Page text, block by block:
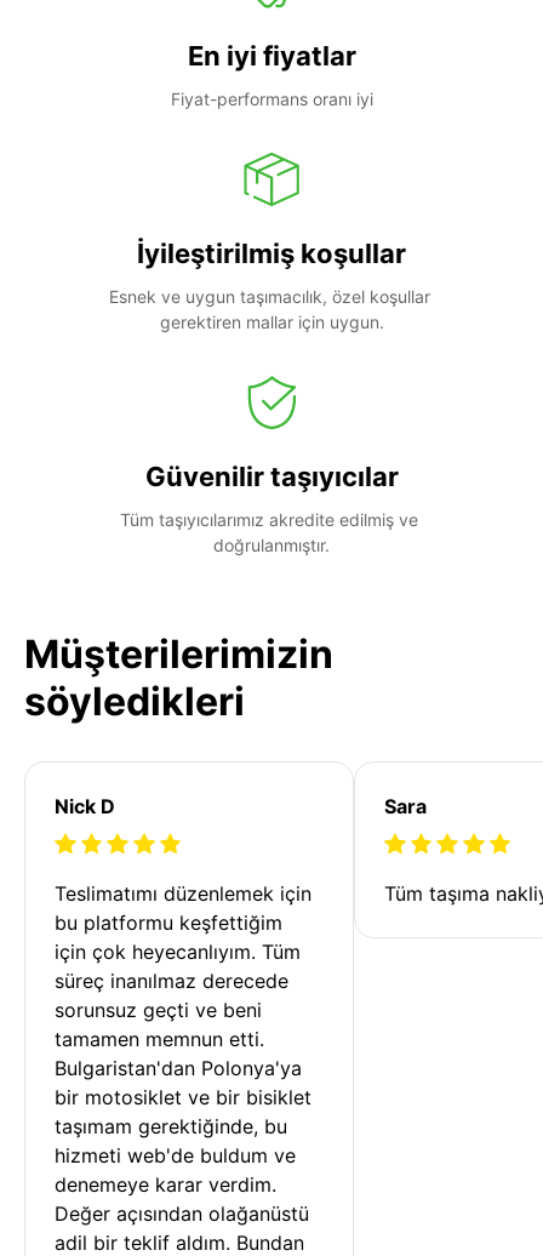
En iyi fiyatlar
Fiyat-performans oranı iyi
İyileştirilmiş koşullar
Esnek ve uygun taşımacılık, özel koşullar
gerektiren mallar için uygun.
Güvenilir taşıyıcılar
Tüm taşıyıcılarımız akredite edilmiş ve
doğrulanmıştır.
Müşterilerimizin
söyledikleri
Nick D
Teslimatımı düzenlemek için
bu platformu keşfettiğim
için çok heyecanlıyım. Tüm
süreç inanılmaz derecede
sorunsuz geçti ve beni
tamamen memnun etti.
Bulgaristan'dan Polonya'ya
bir motosiklet ve bir bisiklet
taşımam gerektiğinde, bu
hizmeti web'de buldum ve
denemeye karar verdim.
Değer açısından olağanüstü
adil bir teklif aldım. Bundan
Sara
Tüm taşıma